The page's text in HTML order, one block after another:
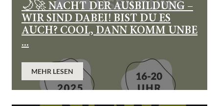
🌙🚀 NACHT DER AUSBILDUNG –
WIR SIND DABEI! BIST DU ES
AUCH? COOL, DANN KOMM UNBE
...
MEHR LESEN